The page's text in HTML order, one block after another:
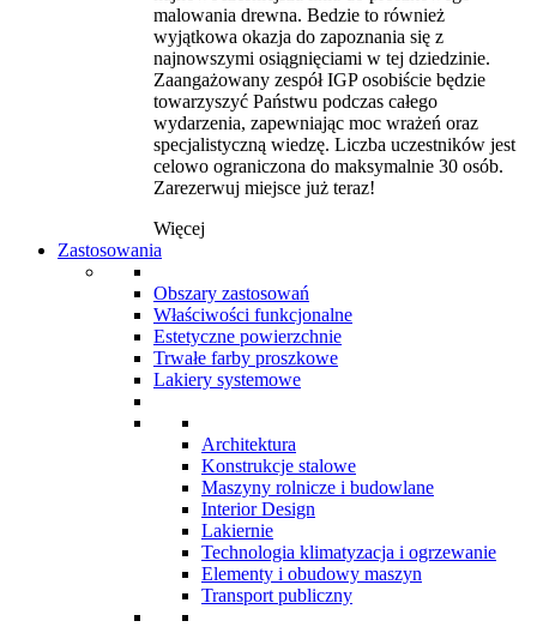
malowania drewna. Bedzie to również
wyjątkowa okazja do zapoznania się z
najnowszymi osiągnięciami w tej dziedzinie.
Zaangażowany zespół IGP osobiście będzie
towarzyszyć Państwu podczas całego
wydarzenia, zapewniając moc wrażeń oraz
specjalistyczną wiedzę. Liczba uczestników jest
celowo ograniczona do maksymalnie 30 osób.
Zarezerwuj miejsce już teraz!
Więcej
Zastosowania
Obszary zastosowań
Właściwości funkcjonalne
Estetyczne powierzchnie
Trwałe farby proszkowe
Lakiery systemowe
Architektura
Konstrukcje stalowe
Maszyny rolnicze i budowlane
Interior Design
Lakiernie
Technologia klimatyzacja i ogrzewanie
Elementy i obudowy maszyn
Transport publiczny